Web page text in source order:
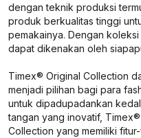
dengan teknik produksi
produk berkualitas tinggi
pemakainya. Dengan
dapat dikenakan oleh
Timex® Original Collection
menjadi pilihan bagi para
untuk dipadupadankan
tangan yang inovatif,
Collection yang memiliki